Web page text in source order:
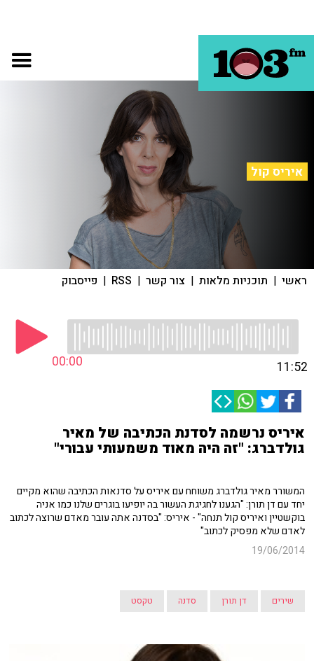
איריס קול
ראשי | תוכניות מלאות | צור קשר |
RSS
| פייסבוק
00:00 11:52
איריס נרשמה לסדנת הכתיבה של מאיר
גולדברג: "זה היה מאוד משמעותי עבורי"
המשורר מאיר גולדברג משוחח עם איריס על סדנאות הכתיבה שהוא מקיים
יחד עם דן תורן: "הגענו לחגיגת העשור בה יופיעו בוגרים שלנו כמו אניה
בוקשטיין ואיריס קול תנחה" - איריס: "בסדנה אתה עובר מאדם שרוצה לכתוב
לאדם שלא מפסיק לכתוב"
19/06/2014
שירים דן תורן סדנה טקסט